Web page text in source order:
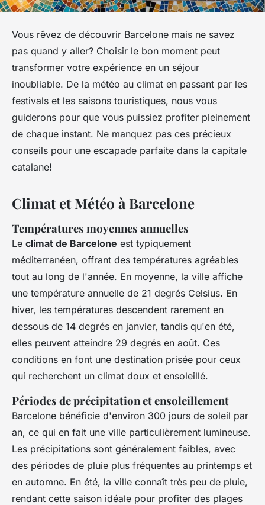
Vous rêvez de découvrir Barcelone mais ne savez
pas quand y aller? Choisir le bon moment peut
transformer votre expérience en un séjour
inoubliable. De la météo au climat en passant par les
festivals et les saisons touristiques, nous vous
guiderons pour que vous puissiez profiter pleinement
de chaque instant. Ne manquez pas ces précieux
conseils pour une escapade parfaite dans la capitale
catalane!
Climat et Météo à Barcelone
Températures moyennes annuelles
Le climat de Barcelone est typiquement
méditerranéen, offrant des températures agréables
tout au long de l'année. En moyenne, la ville affiche
une température annuelle de 21 degrés Celsius. En
hiver, les températures descendent rarement en
dessous de 14 degrés en janvier, tandis qu'en été,
elles peuvent atteindre 29 degrés en août. Ces
conditions en font une destination prisée pour ceux
qui recherchent un climat doux et ensoleillé.
Périodes de précipitation et ensoleillement
Barcelone bénéficie d'environ 300 jours de soleil par
an, ce qui en fait une ville particulièrement lumineuse.
Les précipitations sont généralement faibles, avec
des périodes de pluie plus fréquentes au printemps et
en automne. En été, la ville connaît très peu de pluie,
rendant cette saison idéale pour profiter des plages